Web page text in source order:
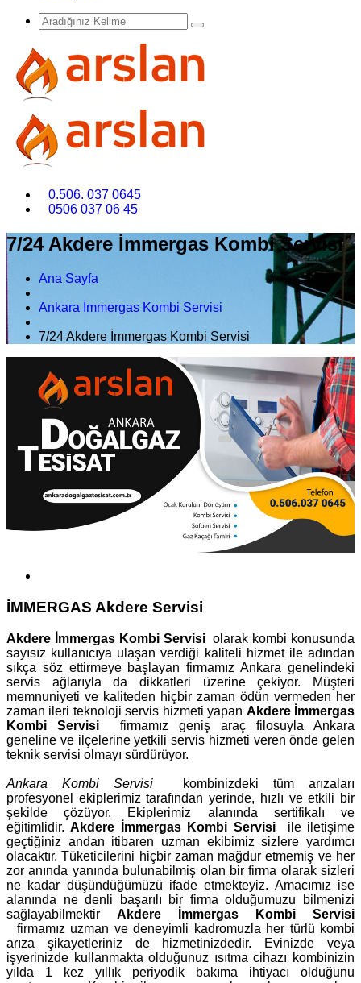
0.506. 037 0645
0506 037 06 45
7/24 Akdere İmmergas Kombi Servisi
Ana Sayfa
Ankara İmmergas Kombi Servisi
7/24 Akdere İmmergas Kombi Servisi
İMMERGAS Akdere Servisi
Akdere İmmergas Kombi Servisiolarak kombi konusunda
sayısız kullanıcıya ulaşan verdiği kaliteli hizmet ile adından
sıkça söz ettirmeye başlayan firmamız Ankara genelindeki
servis ağlarıyla da dikkatleri üzerine çekiyor. Müşteri
memnuniyeti ve kaliteden hiçbir zaman ödün vermeden her
zaman ileri teknoloji servis hizmeti yapan Akdere İmmergas
Kombi Servisi firmamız geniş araç filosuyla Ankara
geneline ve ilçelerine yetkili servis hizmeti veren önde gelen
teknik servisi olmayı sürdürüyor.
Ankara Kombi Servisi
kombinizdeki tüm arızaları
profesyonel ekiplerimiz tarafından yerinde, hızlı ve etkili bir
şekilde çözüyor. Ekiplerimiz alanında sertifikalı ve
eğitimlidir.Akdere İmmergas Kombi Servisi ile iletişime
geçtiğiniz andan itibaren uzman ekibimiz sizlere yardımcı
olacaktır. Tüketicilerini hiçbir zaman mağdur etmemiş ve her
zor anında yanında bulunabilmiş olan bir firma olarak sizleri
ne kadar düşündüğümüzü ifade etmekteyiz. Amacımız ise
alanında ne denli başarılı bir firma olduğumuzu bilmenizi
sağlayabilmektir Akdere İmmergas Kombi Servisi
firmamız uzman ve deneyimli kadromuzla her türlü kombi
arıza şikayetleriniz de hizmetinizdedir. Evinizde veya
işyerinizde kullanmakta olduğunuz ısıtma cihazı kombinizin
yılda 1 kez yıllık periyodik bakıma ihtiyacı olduğunu